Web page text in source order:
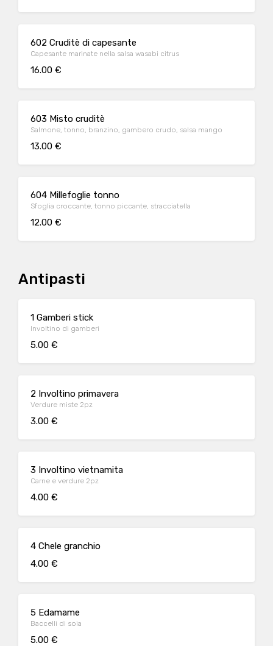
602 Cruditè di capesante
Capesante marinate nella salsa wasabi citrus
16.00 €
603 Misto cruditè
Salmone, tonno, branzino, gambero crudo, salsa mango
13.00 €
604 Millefoglie tonno
Sfoglia croccante, tonno piccante, stracciatella
12.00 €
Antipasti
1 Gamberi stick
Involtino di gamberi
5.00 €
2 Involtino primavera
Verdure miste 2pz
3.00 €
3 Involtino vietnamita
Carne e verdure 2pz
4.00 €
4 Chele granchio
4.00 €
5 Edamame
Baccelli di soia
5.00 €